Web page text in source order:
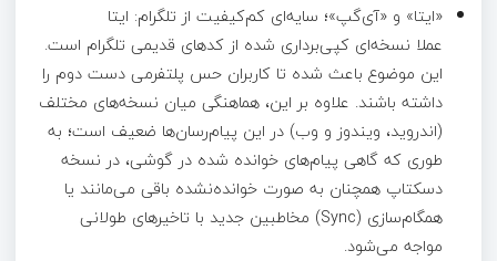
«ایتا» و «آی‌گپ»؛ سایه‌ای کم‌کیفیت از تلگرام: ایتا
عملا نسخه‌ای کپی‌برداری‌ شده از کدهای قدیمی تلگرام است.
این موضوع باعث شده تا کاربران حس پلتفرمی دست‌ دوم را
داشته باشند. علاوه بر این، هماهنگی میان نسخه‌های مختلف
(اندروید، ویندوز و وب) در این پیام‌رسان‌ها ضعیف است؛ به
طوری که گاهی پیام‌های خوانده‌ شده در گوشی، در نسخه
دسکتاپ همچنان به صورت خوانده‌نشده باقی می‌مانند یا
همگام‌سازی (Sync) مخاطبین جدید با تاخیرهای طولانی
مواجه می‌شود.